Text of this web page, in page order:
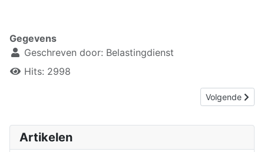
Gegevens
Geschreven door: Belastingdienst
Hits: 2998
Volgende
Volgende
Artikelen